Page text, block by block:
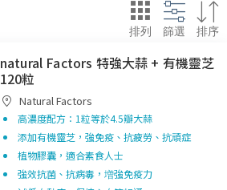
排列 篩選 排序
natural Factors 特強大蒜 + 有機靈芝
120粒
Natural Factors
高濃度配方：1粒等於4.5瓣大蒜
添加有機靈芝，強免疫、抗疲勞、抗頑症
植物膠囊，適合素食人士
強效抗菌、抗病毒，増強免疫力